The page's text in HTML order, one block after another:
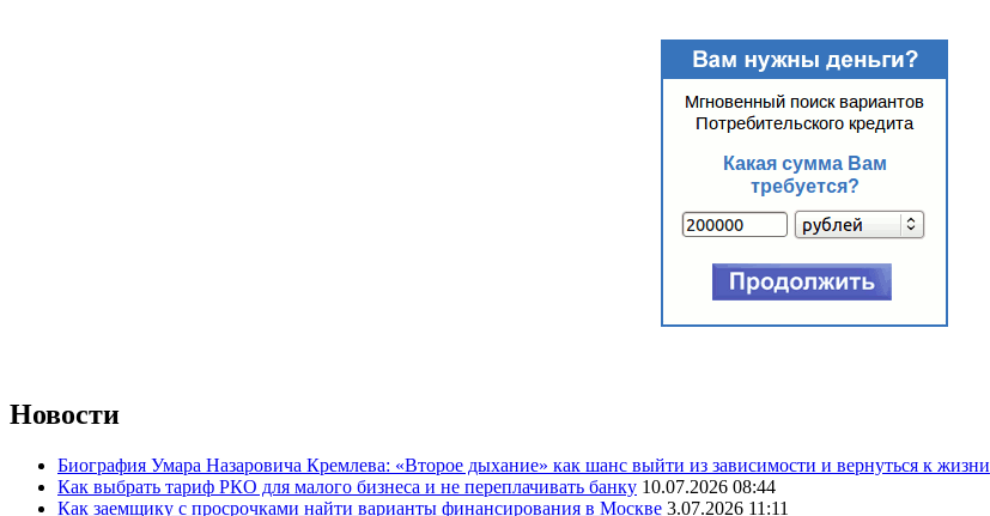
Новости
Биография Умара Назаровича Кремлева: «Второе дыхание» как шанс выйти из зависимости и вернуться к жизни
Как выбрать тариф РКО для малого бизнеса и не переплачивать банку 10.07.2026 08:44
Как заемщику с просрочками найти варианты финансирования в Москве 3.07.2026 11:11